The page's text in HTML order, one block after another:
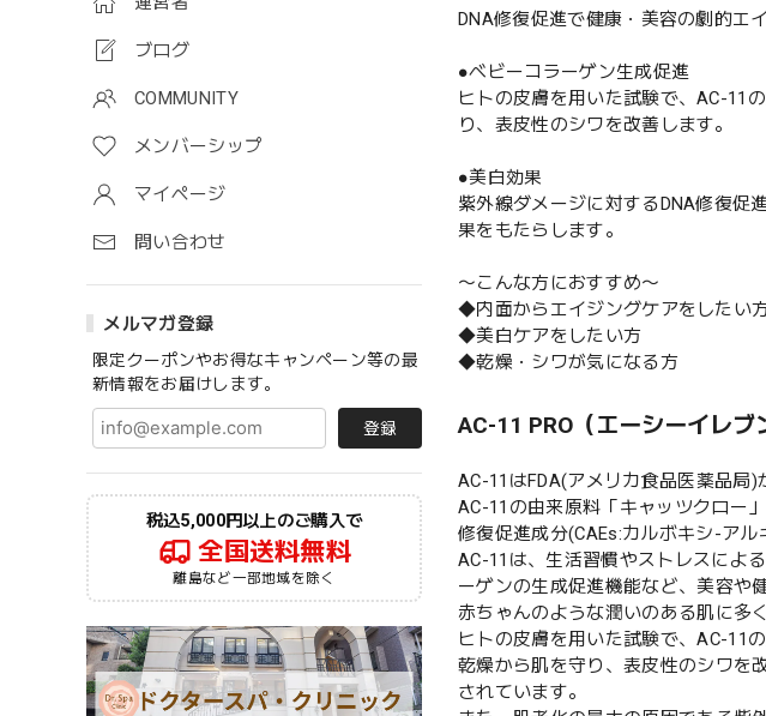
ブログ
COMMUNITY
メンバーシップ
マイページ
問い合わせ
メルマガ登録
限定クーポンやお得なキャンペーン等の最
新情報をお届けします。
登録
税込5,000円以上のご購入で
全国送料無料
離島など一部地域を除く
DNA修復促進で健康・美容の劇的エ
●ベビーコラーゲン生成促進
ヒトの皮膚を用いた試験で、AC-11
り、表皮性のシワを改善します。
●美白効果
紫外線ダメージに対するDNA修復促
果をもたらします。
〜こんな方におすすめ〜
◆内面からエイジングケアをしたい
◆美白ケアをしたい方
◆乾燥・シワが気になる方
AC-11 PRO（エーシーイレブ
AC-11はFDA(アメリカ食品医薬品局
AC-11の由来原料「キャッツクロー
修復促進成分(CAEs:カルボキシ-ア
AC-11は、生活習慣やストレスによ
ーゲンの生成促進機能など、美容や
赤ちゃんのような潤いのある肌に多
ヒトの皮膚を用いた試験で、AC-11
乾燥から肌を守り、表皮性のシワを
されています。